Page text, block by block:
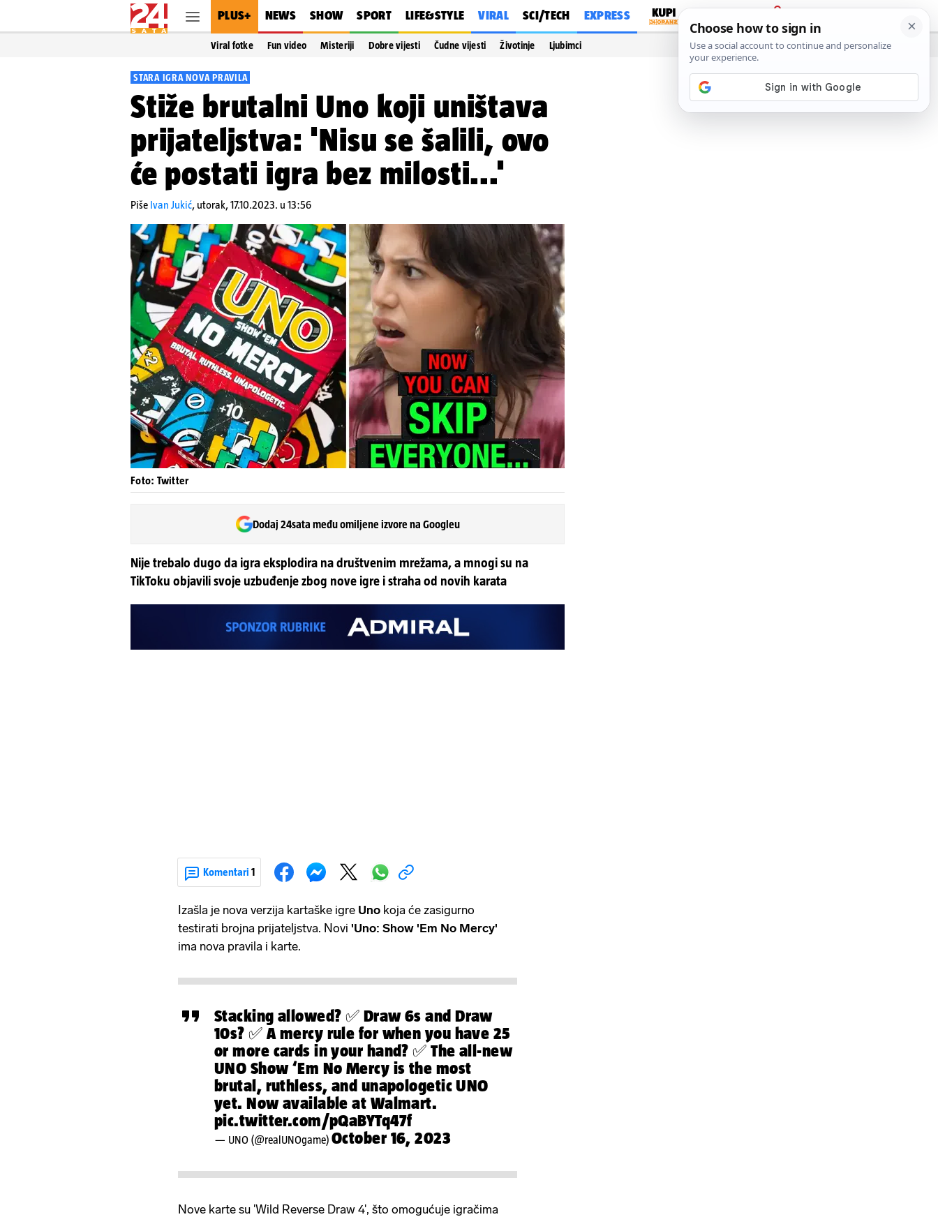
PLUS+ NEWS SHOW SPORT LIFE&STYLE VIRAL SCI/TECH EXPRESS
PRIJAVA
Viral fotke Fun video Misteriji Dobre vijesti Čudne vijesti Životinje Ljubimci
STARA IGRA NOVA PRAVILA
Stiže brutalni Uno koji uništava
prijateljstva: 'Nisu se šalili, ovo
će postati igra bez milosti...'
Piše Ivan Jukić, utorak, 17.10.2023. u 13:56
Foto: Twitter
Dodaj 24sata među omiljene izvore na Googleu
Nije trebalo dugo da igra eksplodira na društvenim mrežama, a mnogi su na
TikToku objavili svoje uzbuđenje zbog nove igre i straha od novih karata
Komentari 1
Izašla je nova verzija kartaške igre Uno koja će zasigurno
testirati brojna prijateljstva. Novi 'Uno: Show 'Em No Mercy'
ima nova pravila i karte.
Stacking allowed? ✅ Draw 6s and Draw
10s? ✅ A mercy rule for when you have 25
or more cards in your hand? ✅ The all-new
UNO Show ‘Em No Mercy is the most
brutal, ruthless, and unapologetic UNO
yet. Now available at Walmart.
pic.twitter.com/pQaBYTq47f
— UNO (@realUNOgame) October 16, 2023
Nove karte su 'Wild Reverse Draw 4', što omogućuje igračima